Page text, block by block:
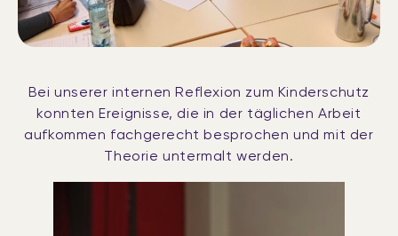
Bei unserer internen Reflexion zum Kinderschutz
konnten Ereignisse, die in der täglichen Arbeit
aufkommen fachgerecht besprochen und mit der
Theorie untermalt werden.